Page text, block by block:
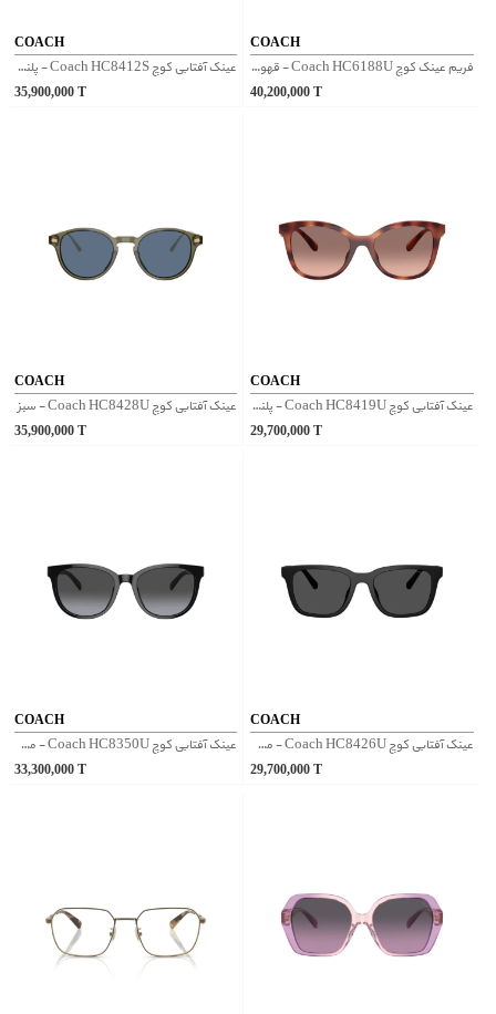
COACH
عینک آفتابی کوچ Coach HC8412S - پلنگی
35,900,000T
COACH
فریم عینک کوچ Coach HC6188U - قهوه‌ای
40,200,000 T
COACH
عینک آفتابی کوچ Coach HC8428U - سبز
35,900,000T
COACH
عینک آفتابی کوچ Coach HC8419U - پلنگی
29,700,000 T
COACH
عینک آفتابی کوچ Coach HC8350U - مشکی
33,300,000T
COACH
عینک آفتابی کوچ Coach HC8426U - مشکی
29,700,000 T